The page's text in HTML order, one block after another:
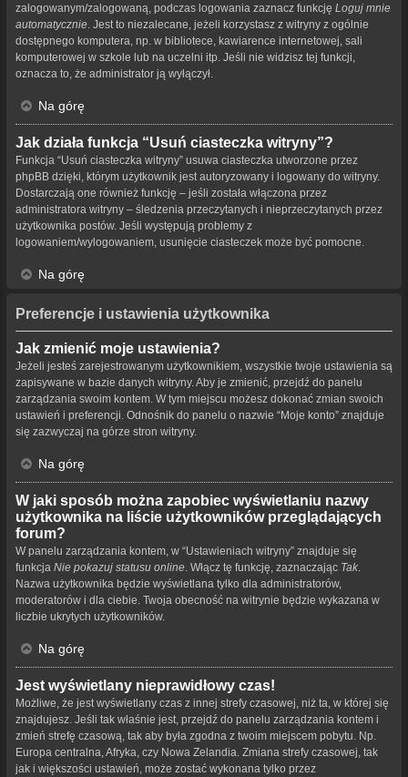
zalogowanym/zalogowaną, podczas logowania zaznacz funkcję Loguj mnie
automatycznie. Jest to niezalecane, jeżeli korzystasz z witryny z ogólnie
dostępnego komputera, np. w bibliotece, kawiarence internetowej, sali
komputerowej w szkole lub na uczelni itp. Jeśli nie widzisz tej funkcji,
oznacza to, że administrator ją wyłączył.
Na górę
Jak działa funkcja “Usuń ciasteczka witryny”?
Funkcja “Usuń ciasteczka witryny” usuwa ciasteczka utworzone przez
phpBB dzięki, którym użytkownik jest autoryzowany i logowany do witryny.
Dostarczają one również funkcję – jeśli została włączona przez
administratora witryny – śledzenia przeczytanych i nieprzeczytanych przez
użytkownika postów. Jeśli występują problemy z
logowaniem/wylogowaniem, usunięcie ciasteczek może być pomocne.
Na górę
Preferencje i ustawienia użytkownika
Jak zmienić moje ustawienia?
Jeżeli jesteś zarejestrowanym użytkownikiem, wszystkie twoje ustawienia są
zapisywane w bazie danych witryny. Aby je zmienić, przejdź do panelu
zarządzania swoim kontem. W tym miejscu możesz dokonać zmian swoich
ustawień i preferencji. Odnośnik do panelu o nazwie “Moje konto” znajduje
się zazwyczaj na górze stron witryny.
Na górę
W jaki sposób można zapobiec wyświetlaniu nazwy
użytkownika na liście użytkowników przeglądających
forum?
W panelu zarządzania kontem, w “Ustawieniach witryny” znajduje się
funkcja Nie pokazuj statusu online. Włącz tę funkcję, zaznaczając Tak.
Nazwa użytkownika będzie wyświetlana tylko dla administratorów,
moderatorów i dla ciebie. Twoja obecność na witrynie będzie wykazana w
liczbie ukrytych użytkowników.
Na górę
Jest wyświetlany nieprawidłowy czas!
Możliwe, że jest wyświetlany czas z innej strefy czasowej, niż ta, w której się
znajdujesz. Jeśli tak właśnie jest, przejdź do panelu zarządzania kontem i
zmień strefę czasową, tak aby była zgodna z twoim miejscem pobytu. Np.
Europa centralna, Afryka, czy Nowa Zelandia. Zmiana strefy czasowej, tak
jak i większości ustawień, może zostać wykonana tylko przez